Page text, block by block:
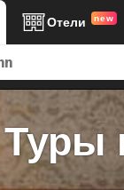
Отели new
Туры